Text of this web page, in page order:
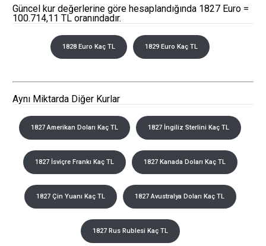
Güncel kur değerlerine göre hesaplandığında 1827 Euro =
100.714,11 TL oranındadır.
1828 Euro Kaç TL 1829 Euro Kaç TL
Aynı Miktarda Diğer Kurlar
1827 Amerikan Doları Kaç TL 1827 İngiliz Sterlini Kaç TL
1827 İsviçre Frankı Kaç TL 1827 Kanada Doları Kaç TL
1827 Çin Yuanı Kaç TL 1827 Avustralya Doları Kaç TL
1827 Rus Rublesi Kaç TL